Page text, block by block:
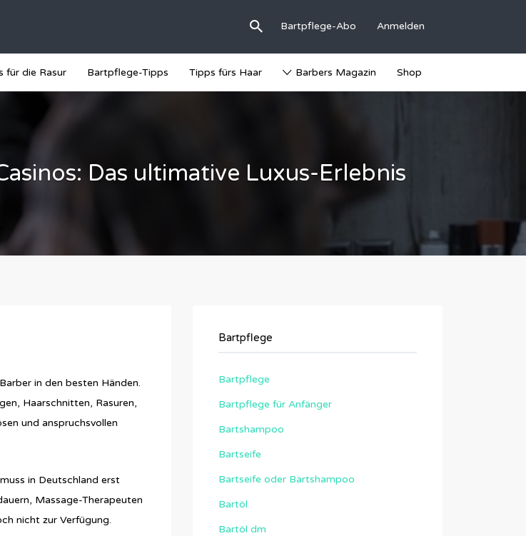
Bartpflege-Abo Anmelden
für die Rasur Bartpflege-Tipps Tipps fürs Haar Barbers Magazin Shop
Das ultimative Luxus-Erlebnis
in den besten Händen.
Haarschnitten, Rasuren,
und anspruchsvollen
in Deutschland erst
Massage-Therapeuten
nicht zur Verfügung.
Bartpflege
Bartpflege
Bartpflege für Anfänger
Bartshampoo
Bartseife
Bartseife oder Bartshampoo
Bartöl
Bartöl dm